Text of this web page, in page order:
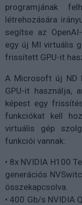
programjának
létrehozására
segítse az
egy új MI virtuális
frissített GPU-it
A Microsoft új ND
GPU-it használja,
képest egy
funkciókat kell
virtuális gép
funkciói vannak:
• 8x NVIDIA H100
generációs
összekapcsolva.
• 400 Gb/s NVIDIA